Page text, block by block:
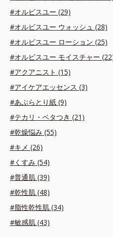
#オルビスユー (29)
#オルビスユー ウォッシュ (28)
#オルビスユー ローション (25)
#オルビスユー モイスチャー
#アクアニスト (15)
#アイケアエッセンス (3)
#あぶらとり紙 (9)
#テカリ・ベタつき (21)
#乾燥悩み (55)
#キメ (26)
#くすみ (54)
#普通肌 (39)
#乾性肌 (48)
#脂性乾性肌 (34)
#敏感肌 (43)